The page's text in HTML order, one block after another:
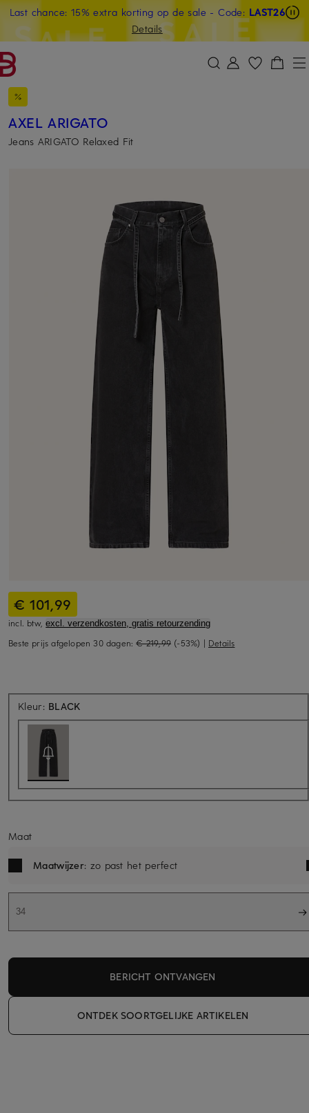
GA NAAR ZOEKEN
Last chance: 15% extra korting op de sale - Code: LAST26
Details
AXEL ARIGATO
Jeans ARIGATO Relaxed Fit
€ 101,99
incl. btw,excl. verzendkosten, gratis retourzending
Beste prijs afgelopen 30 dagen:€ 219,99 (-53%) | Details
Kleur: BLACKMomenteel niet beschikbaar
Maat
Maatwijzer: zo past het perfect
34
BERICHT ONTVANGEN
ONTDEK SOORTGELIJKE ARTIKELEN